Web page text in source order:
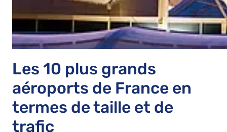
Les 10 plus grands
aéroports de France en
termes de taille et de
trafic